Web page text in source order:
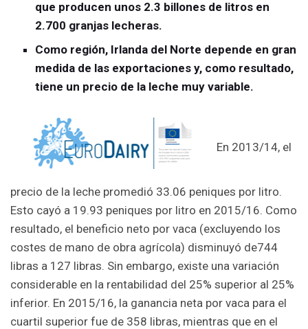
que producen unos 2.3 billones de litros en
2.700 granjas lecheras.
Como región, Irlanda del Norte depende en gran
medida de las exportaciones y, como resultado,
tiene un precio de la leche muy variable.
En 2013/14, el
precio de la leche promedió 33.06 peniques por litro.
Esto cayó a 19.93 peniques por litro en 2015/16. Como
resultado, el beneficio neto por vaca (excluyendo los
costes de mano de obra agrícola) disminuyó de744
libras a 127 libras. Sin embargo, existe una variación
considerable en la rentabilidad del 25% superior al 25%
inferior. En 2015/16, la ganancia neta por vaca para el
cuartil superior fue de 358 libras, mientras que en el